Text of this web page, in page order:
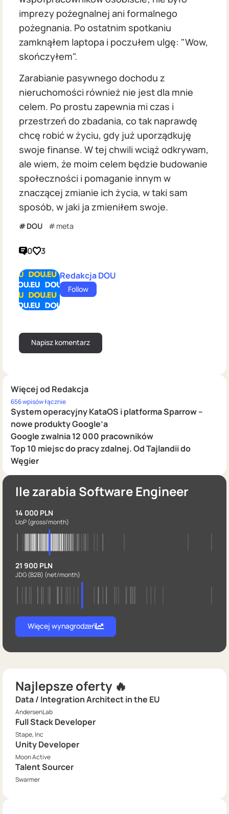
Więcej od Redakcja
656 wpisów łącznie
System operacyjny KataOS i platforma Sparrow –
nowe produkty Google’a
Google zwalnia 12 000 pracowników
Top 10 miejsc do pracy zdalnej. Od Tajlandii do
Węgier
imprezy pożegnalnej ani formalnego
pożegnania. Po ostatnim spotkaniu
zamknąłem laptopa i poczułem ulgę: "Wow,
skończyłem".
Zarabianie pasywnego dochodu z
nieruchomości również nie jest dla mnie
celem. Po prostu zapewnia mi czas i
przestrzeń do zbadania, co tak naprawdę
chcę robić w życiu, gdy już uporządkuję
swoje finanse. W tej chwili wciąż odkrywam,
ale wiem, że moim celem będzie budowanie
społeczności i pomaganie innym w
znaczącej zmianie ich życia, w taki sam
sposób, w jaki ja zmieniłem swoje.
DOU meta
0 3
Redakcja DOU
Follow
Ile zarabia Software Engineer
14 000 PLN
UoP(gross/month)
21 900 PLN
JDG (B2B) (net/month)
Więcej wynagrodzeń
Najlepsze oferty 🔥
Data / Integration Architect in the EU
AndersenLab
Full Stack Developer
Stape, Inc
Unity Developer
Moon Active
Talent Sourcer
Swarmer